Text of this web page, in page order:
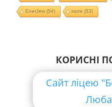
EnerJew(54) хали (53)
КОРИСНІ
Сайт ліцею